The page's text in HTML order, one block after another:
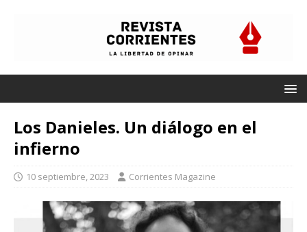
Los Danieles. Un diálogo en el
infierno
10 septiembre, 2023 Corrientes Magazine